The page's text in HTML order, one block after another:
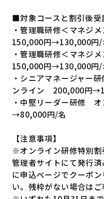
■対象コースと割引後受
・管理職研修＜マネジ
150,000円→130,000円/
・管理職研修＜マネジ
150,000円→130,000円/
・シニアマネージャー
ンライン 200,000円
・中堅リーダー研修
→80,000円/名
【注意事項】
※オンライン研修特別
管理者サイトにて発行
に申込ページでクーポ
い。残枠がない場合はご